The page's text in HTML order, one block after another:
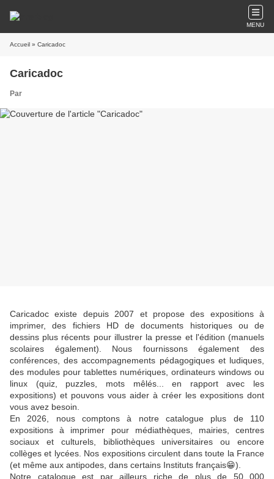
MENU
Accueil » Caricadoc
Caricadoc
Par
Caricadoc existe depuis 2007 et propose des expositions à
imprimer, des fichiers HD de documents historiques ou de
dessins plus récents pour illustrer la presse et l'édition (manuels
scolaires également). Nous fournissons également des
conférences, des accompagnements pédagogiques et ludiques,
des modules pour tablettes numériques, ordinateurs windows ou
linux (quiz, puzzles, mots mêlés... en rapport avec les
expositions) et pouvons vous aider à créer les expositions dont
vous avez besoin.
En 2026, nous comptons à notre catalogue plus de 110
expositions à imprimer pour médiathèques, mairies, centres
sociaux et culturels, bibliothèques universitaires ou encore
collèges et lycées. Nos expositions circulent dans toute la France
(et même aux antipodes, dans certains Instituts français😁).
Notre catalogue est par ailleurs riche de plus de 50 000